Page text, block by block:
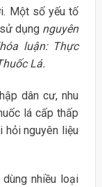
Một số yếu tố
dụng nguyên
luận: Thực
Lá.
dân cư, nhu
lá cấp thấp
hỏi nguyên liệu
nhiều loại